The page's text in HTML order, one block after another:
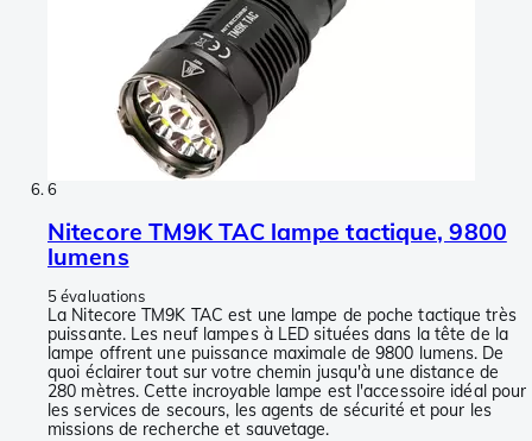
6
Nitecore TM9K TAC lampe tactique, 9800
lumens
5 évaluations
La Nitecore TM9K TAC est une lampe de poche tactique très
puissante. Les neuf lampes à LED situées dans la tête de la
lampe offrent une puissance maximale de 9800 lumens. De
quoi éclairer tout sur votre chemin jusqu'à une distance de
280 mètres. Cette incroyable lampe est l'accessoire idéal pour
les services de secours, les agents de sécurité et pour les
missions de recherche et sauvetage.